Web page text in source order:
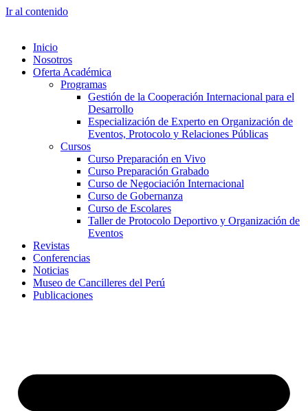
Ir al contenido
Inicio
Nosotros
Oferta Académica
Programas
Gestión de la Cooperación Internacional para el
Desarrollo
Especialización de Experto en Organización de
Eventos, Protocolo y Relaciones Públicas
Cursos
Curso Preparación en Vivo
Curso Preparación Grabado
Curso de Negociación Internacional
Curso de Gobernanza
Curso de Escolares
Taller de Protocolo Deportivo y Organización de
Eventos
Revistas
Conferencias
Noticias
Museo de Cancilleres del Perú
Publicaciones